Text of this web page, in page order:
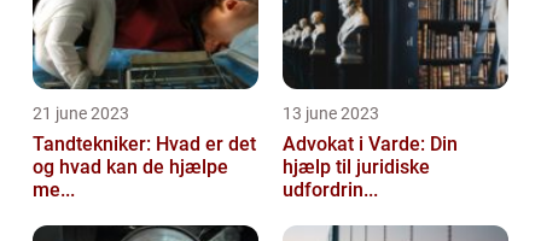
21 june 2023
Tandtekniker: Hvad er det
og hvad kan de hjælpe
me...
13 june 2023
Advokat i Varde: Din
hjælp til juridiske
udfordrin...